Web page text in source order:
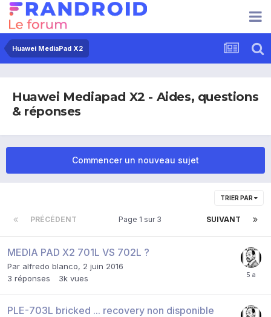
Huawei MediaPad X2
Huawei Mediapad X2 - Aides, questions
& réponses
Commencer un nouveau sujet
TRIER PAR
PRÉCÉDENT SUIVANT
Page 1 sur 3
MEDIA PAD X2 701L VS 702L ?
Par alfredo blanco, 2 juin 2016
3 réponses 3k vues
PLE-703L bricked ... recovery non disponible